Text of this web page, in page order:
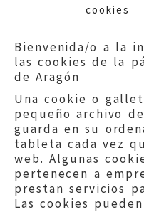
cookies
Bienvenida/o a la
las cookies de la
de Aragón
Una cookie o
pequeño archivo
guarda en su
tableta cada vez
web. Algunas
pertenecen a
prestan servicios
Las cookies